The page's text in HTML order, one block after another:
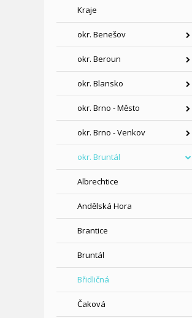
Kraje
okr. Benešov
okr. Beroun
okr. Blansko
okr. Brno - Město
okr. Brno - Venkov
okr. Bruntál
Albrechtice
Andělská Hora
Brantice
Bruntál
Břidličná
Čaková